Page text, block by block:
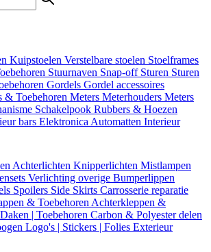
Kuipstoelen Verstelbare stoelen Stoelframes
Stuurnaven Snap-off Sturen Sturen
Gordels Gordel accessoires
& Toebehoren Meters Meterhouders Meters
Schakelpook Rubbers & Hoezen
bars Elektronica Automatten Interieur
Achterlichten Knipperlichten Mistlampen
Verlichting overige Bumperlippen
Spoilers Side Skirts Carrosserie reparatie
& Toebehoren Achterkleppen &
| Toebehoren Carbon & Polyester delen
Logo's | Stickers | Folies Exterieur